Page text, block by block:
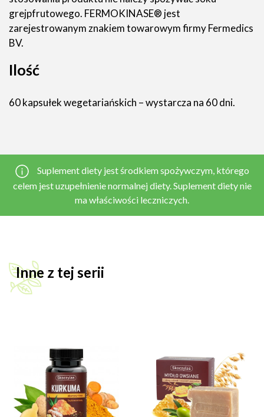
grejpfrutowego. FERMOKINASE® jest
zarejestrowanym znakiem towarowym firmy Fermedics
BV.
Ilość
60 kapsułek wegetariańskich – wystarcza na 60 dni.
Suplement diety jest środkiem spożywczym, którego
celem jest uzupełnienie normalnej diety. Suplement diety nie
ma właściwości leczniczych.
Inne z tej serii